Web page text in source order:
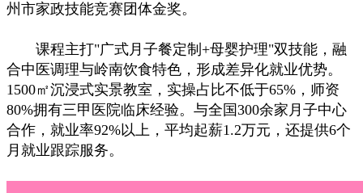
州市家政技能竞赛团体金奖。
课程主打"广式月子餐定制+母婴护理"双技能，融
合中医调理与岭南饮食特色，形成差异化就业优势。
1500㎡沉浸式实景教室，实操占比不低于65%，师资
80%拥有三甲医院临床经验。与全国300余家月子中心
合作，就业率92%以上，平均起薪1.2万元，还提供6个
月就业跟踪服务。